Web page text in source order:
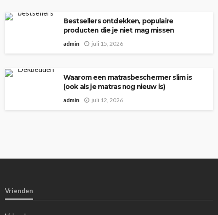
Bestsellers ontdekken, populaire
producten die je niet mag missen
admin juli 15, 2026
Waarom een matrasbeschermer slim is
(ook als je matras nog nieuw is)
admin juli 12, 2026
Vrienden